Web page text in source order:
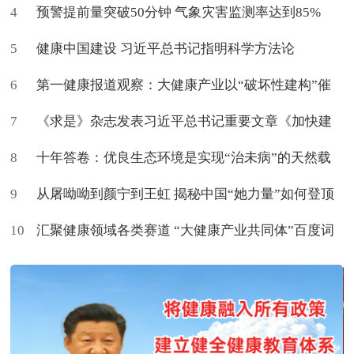
促进治愈
4 预警提前量突破50分钟 气象灾害监测率达到85%
5 健康中国建设 习近平总书记指明科学方法论
6 第一健康报道观察：大健康产业以“破坏性建构”催
生新命题
7 《求是》杂志发表习近平总书记重要文章《加快建
设健康中国》
8 十年答卷：优良生态环境是实现“治未病”的天然载
体
9 从屠呦呦到颜宁到王虹 揭秘中国“她力量”如何登顶
世界
10 汇聚健康领域各类赛道 “大健康产业共同体”百度词
条上新了